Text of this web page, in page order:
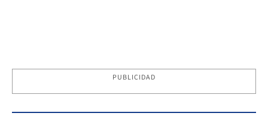
PUBLICIDAD